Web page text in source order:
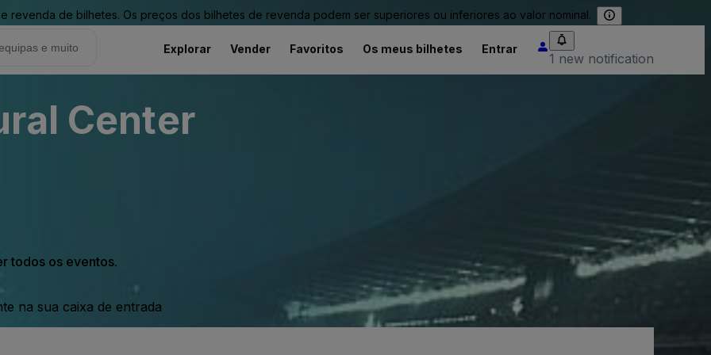
revenda de bilhetes. Os preços dos bilhetes de revenda podem ser superiores ou inferiores ao valor nominal.
Explorar Vender Favoritos Os meus bilhetes Entrar
1 new notification
Center
todos os eventos.
na sua caixa de entrada